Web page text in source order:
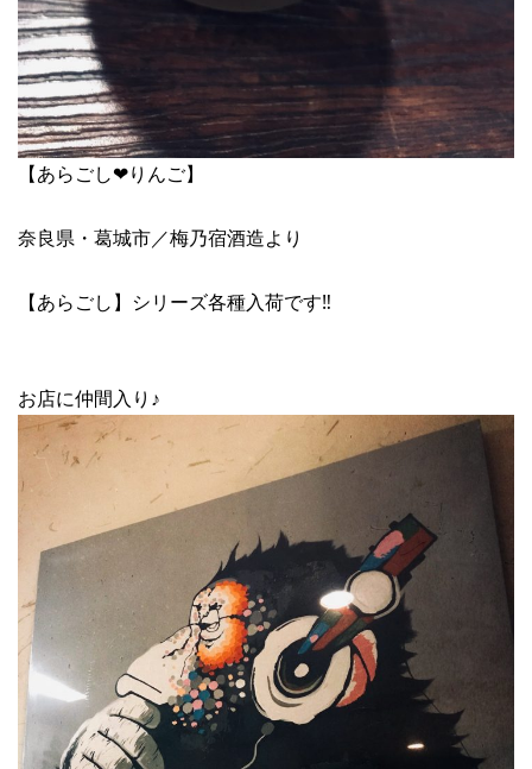
【あらごし❤︎りんご】
奈良県・葛城市／梅乃宿酒造より
【あらごし】シリーズ各種入荷です‼︎
お店に仲間入り♪